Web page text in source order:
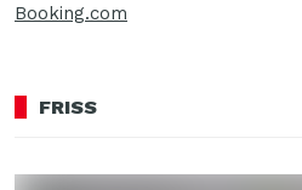
Booking.com
FRISS